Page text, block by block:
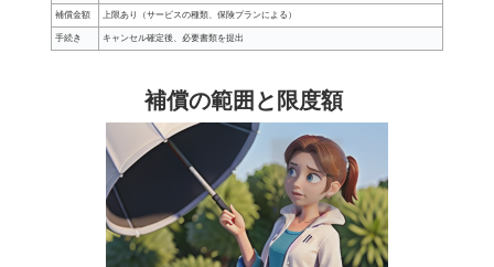
補償金額 上限あり（サービスの種類、保険プランによる）
手続き キャンセル確定後、必要書類を提出
補償の範囲と限度額